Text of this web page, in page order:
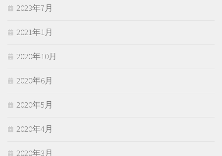
2023年7月
2021年1月
2020年10月
2020年6月
2020年5月
2020年4月
2020年3月